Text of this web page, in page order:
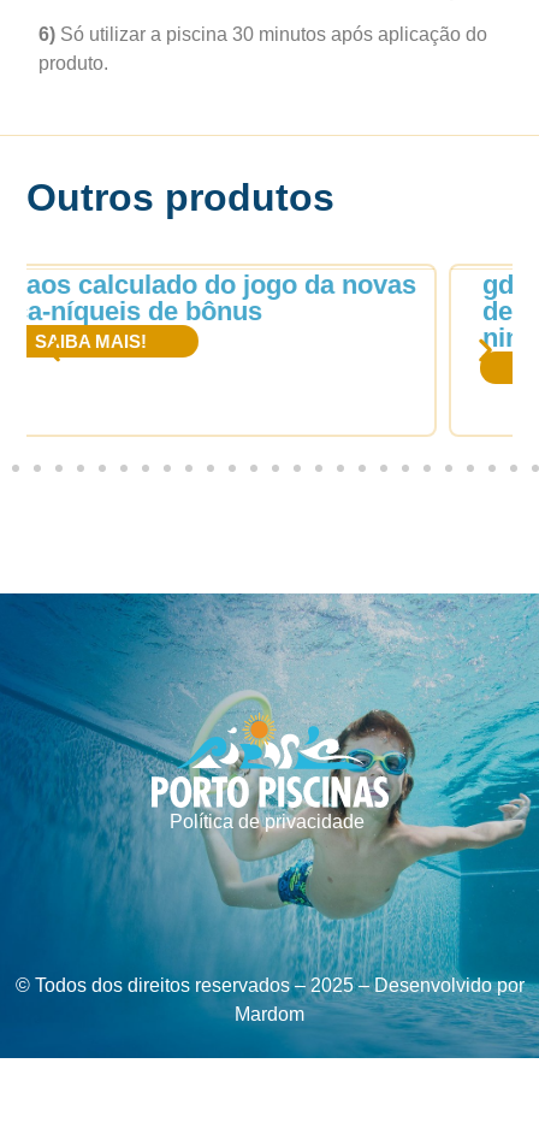
6) Só utilizar a piscina 30 minutos após aplicação do
produto.
Outros produtos
gday casino 115 rodadas grátis sem
depósito 2026 BR: o truque que
ninguém conta
Política de privacidade
© Todos dos direitos reservados – 2025 – Desenvolvido por
Mardom